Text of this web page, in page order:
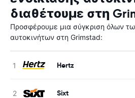
διαθέτουμε στη
Προσφέρουμε μια σύγκριση όλων
αυτοκινήτων στη Grimstad:
Hertz
Sixt